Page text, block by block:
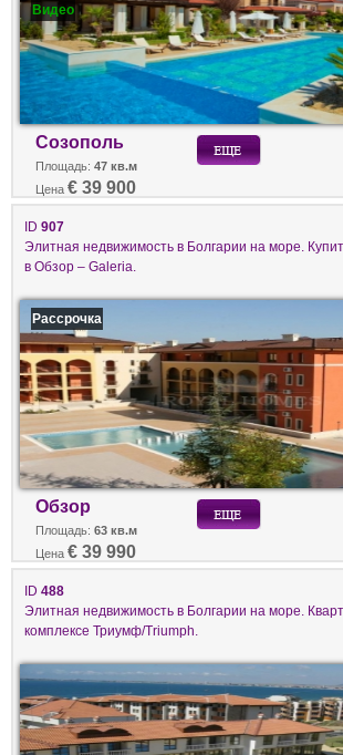
Видео
Созополь
Площадь: 47 кв.м
Цена € 39 900
ID 907
Элитная недвижимость в Болгарии на море.
в Обзор – Galeria.
Рассрочка
Обзор
Площадь: 63 кв.м
Цена € 39 990
ID 488
Элитная недвижимость в Болгарии на море.
комплексе Триумф/Triumph.